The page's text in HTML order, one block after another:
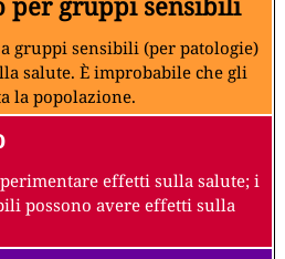
gruppi sensibili (per patologie)
salute. È improbabile che gli
la popolazione.
effetti sulla salute; i
possono avere effetti sulla